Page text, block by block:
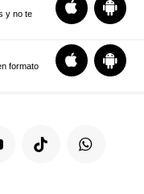
y no te
formato